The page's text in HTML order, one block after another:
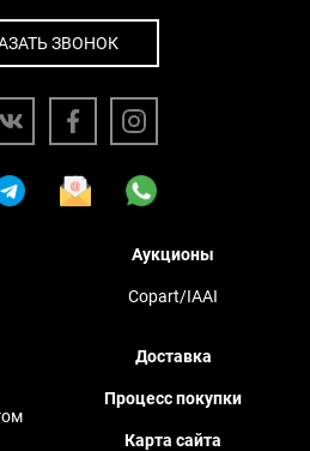
ЗВОНОК
Аукционы
Copart/IAAI
Доставка
Процесс покупки
Карта сайта